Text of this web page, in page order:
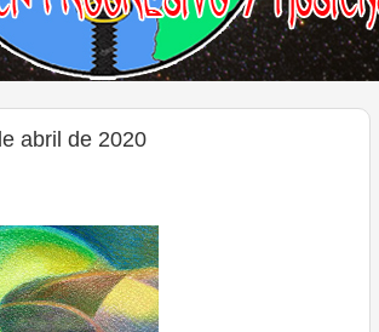
abril de 2020